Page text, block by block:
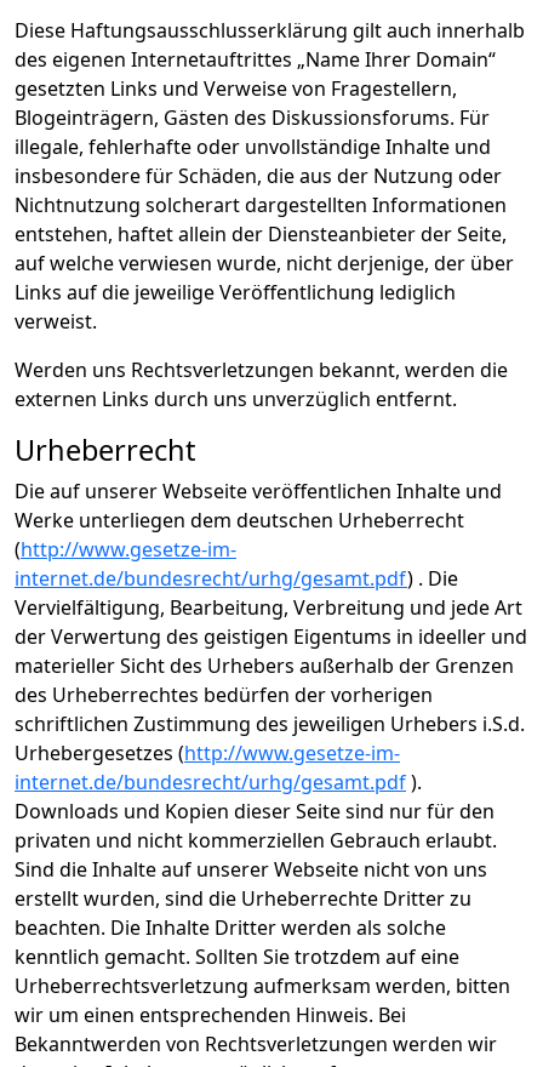
Diese Haftungsausschlusserklärung gilt auch innerhalb
des eigenen Internetauftrittes „Name Ihrer Domain“
gesetzten Links und Verweise von Fragestellern,
Blogeinträgern, Gästen des Diskussionsforums. Für
illegale, fehlerhafte oder unvollständige Inhalte und
insbesondere für Schäden, die aus der Nutzung oder
Nichtnutzung solcherart dargestellten Informationen
entstehen, haftet allein der Diensteanbieter der Seite,
auf welche verwiesen wurde, nicht derjenige, der über
Links auf die jeweilige Veröffentlichung lediglich
verweist.
Werden uns Rechtsverletzungen bekannt, werden die
externen Links durch uns unverzüglich entfernt.
Urheberrecht
Die auf unserer Webseite veröffentlichen Inhalte und
Werke unterliegen dem deutschen Urheberrecht
(http://www.gesetze-im-
internet.de/bundesrecht/urhg/gesamt.pdf) . Die
Vervielfältigung, Bearbeitung, Verbreitung und jede Art
der Verwertung des geistigen Eigentums in ideeller und
materieller Sicht des Urhebers außerhalb der Grenzen
des Urheberrechtes bedürfen der vorherigen
schriftlichen Zustimmung des jeweiligen Urhebers i.S.d.
Urhebergesetzes (http://www.gesetze-im-
internet.de/bundesrecht/urhg/gesamt.pdf).
Downloads und Kopien dieser Seite sind nur für den
privaten und nicht kommerziellen Gebrauch erlaubt.
Sind die Inhalte auf unserer Webseite nicht von uns
erstellt wurden, sind die Urheberrechte Dritter zu
beachten. Die Inhalte Dritter werden als solche
kenntlich gemacht. Sollten Sie trotzdem auf eine
Urheberrechtsverletzung aufmerksam werden, bitten
wir um einen entsprechenden Hinweis. Bei
Bekanntwerden von Rechtsverletzungen werden wir